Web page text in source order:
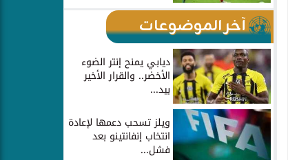
آخر الموضوعات
ديابي يمنح إنتر الضوء
الأخضر.. والقرار الأخير
بيد...
ويلز تسحب دعمها لإعادة
انتخاب إنفانتينو بعد
فشل...